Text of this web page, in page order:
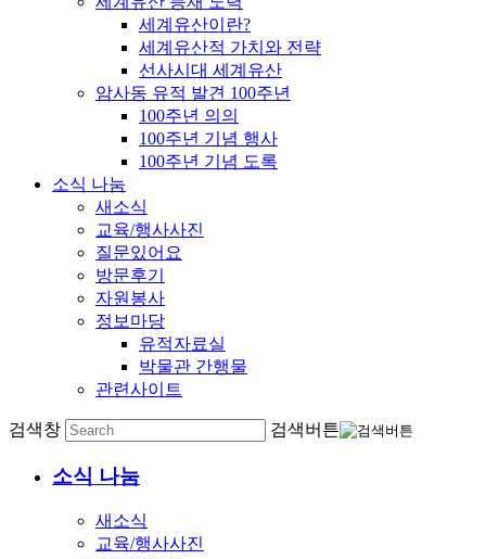
세계유산이란?
세계유산적 가치와 전략
선사시대 세계유산
암사동 유적 발견 100주년
100주년 의의
100주년 기념 행사
100주년 기념 도록
소식 나눔
새소식
교육/행사사진
질문있어요
방문후기
자원봉사
정보마당
유적자료실
박물관 간행물
관련사이트
검색창 검색버튼
소식 나눔
새소식
교육/행사사진